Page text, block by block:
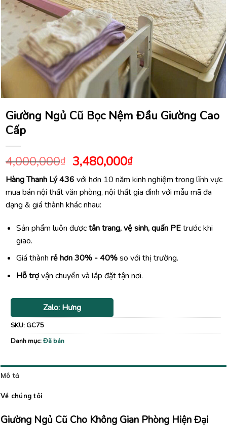
Giường Ngủ Cũ Bọc Nệm Đầu Giường Cao
Cấp
4,000,000₫ Giá
gốc
là:
4,000,000₫.
3,480,000₫Giá
hiện
tại
là:
Hàng Thanh Lý 436 với hơn 10 năm kinh nghiệm trong lĩnh vực
mua bán nội thất văn phòng, nội thất gia đình với mẫu mã đa
dạng & giá thành khác nhau:
Sản phẩm luôn đượctân trang, vệ sinh, quấn PEtrước khi
giao.
Giá thành rẻ hơn 30% - 40%so với thị trường.
Hỗ trợvận chuyển và lắp đặt tận nơi.
Zalo: Hưng
SKU: GC75
Danh mục:Đã bán
Mô tả
Về chúng tôi
Giường Ngủ Cũ Cho Không Gian Phòng Hiện Đại